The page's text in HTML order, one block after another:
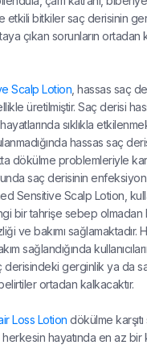
etkili bitkiler saç derisinin
çıkan sorunların ortadan
Scalp Lotion , hassas saç
üretilmiştir. Saç derisi
sıklıkla
hassas saç
dökülme problemleriyle
saç derisinin enfeksiyon
Sensitive Scalp Lotion,
bir tahrişe sebep olmadan
ve bakımı sağlamaktadır.
sağlandığında
derisindeki gerginlik ya da
ortadan kalkacaktır.
Loss Lotion dökülme
hayatında en az bir